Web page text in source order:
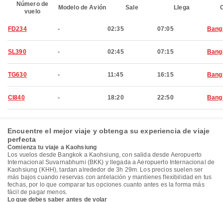
Número de
vuelo
Modelo de Avión Sale Llega
FD234 - 02:35 07:05
SL390 - 02:45 07:15
TG630 - 11:45 16:15
CI840 - 18:20 22:50
Encuentre el mejor viaje y obtenga su experiencia de viaje
perfecta
Comienza tu viaje a Kaohsiung
Los vuelos desde Bangkok a Kaohsiung, con salida desde Aeropuerto
Internacional Suvarnabhumi (BKK) y llegada a Aeropuerto Internacional de
Kaohsiung (KHH), tardan alrededor de 3h 29m. Los precios suelen ser
más bajos cuando reservas con antelación y mantienes flexibilidad en tus
fechas, por lo que comparar tus opciones cuanto antes es la forma más
fácil de pagar menos.
Lo que debes saber antes de volar